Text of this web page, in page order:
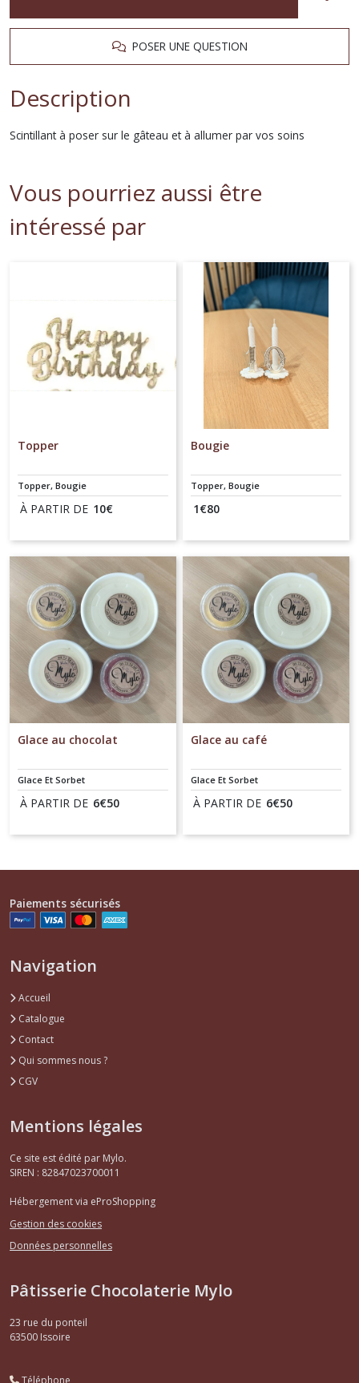
POSER UNE QUESTION
Description
Scintillant à poser sur le gâteau et à allumer par vos soins
Vous pourriez aussi être
intéressé par
Topper
Topper, Bougie
À PARTIR DE 10€
Bougie
Topper, Bougie
1€80
Glace au chocolat
Glace Et Sorbet
À PARTIR DE 6€50
Glace au café
Glace Et Sorbet
À PARTIR DE 6€50
Paiements sécurisés
Navigation
Accueil
Catalogue
Contact
Qui sommes nous ?
CGV
Mentions légales
Ce site est édité par Mylo.
SIREN : 82847023700011
Hébergement via eProShopping
Gestion des cookies
Données personnelles
Pâtisserie Chocolaterie Mylo
23 rue du ponteil
63500 Issoire